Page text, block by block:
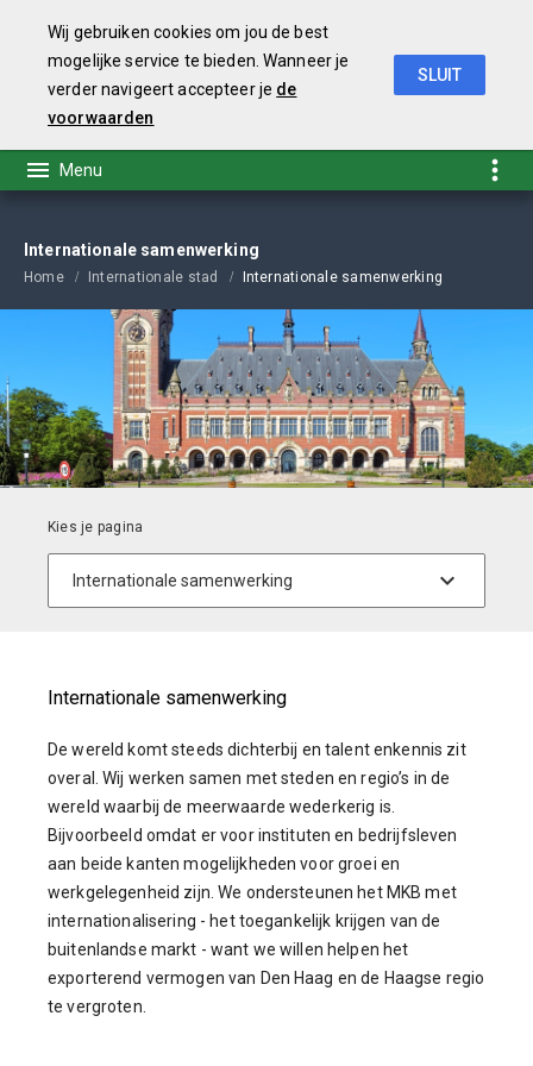
Internationale samenwerking
Home Internationale stad Internationale samenwerking
Internationale samenwerking
De wereld komt steeds dichterbij en talent enkennis zit
overal. Wij werken samen met steden en regio’s in de
wereld waarbij de meerwaarde wederkerig is.
Bijvoorbeeld omdat er voor instituten en bedrijfsleven
aan beide kanten mogelijkheden voor groei en
werkgelegenheid zijn. We ondersteunen het MKB met
internationalisering - het toegankelijk krijgen van de
buitenlandse markt - want we willen helpen het
exporterend vermogen van Den Haag en de Haagse regio
te vergroten.
Wij gebruiken cookies om jou de best
mogelijke service te bieden. Wanneer je
verder navigeert accepteer je de
voorwaarden
SLUIT